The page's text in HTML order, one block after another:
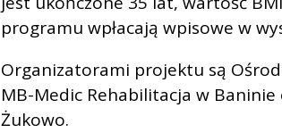
programu wpłacają wpisowe w
Organizatorami projektu są
MB-Medic Rehabilitacja w
Żukowo.